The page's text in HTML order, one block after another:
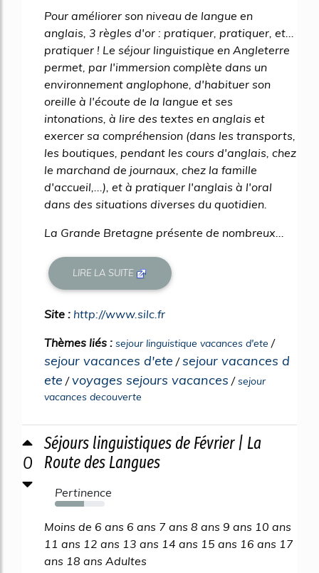
Pour améliorer son niveau de langue en
anglais, 3 règles d'or : pratiquer, pratiquer, et...
pratiquer ! Le séjour linguistique en Angleterre
permet, par l'immersion complète dans un
environnement anglophone, d'habituer son
oreille à l'écoute de la langue et ses
intonations, à lire des textes en anglais et
exercer sa compréhension (dans les transports,
les boutiques, pendant les cours d'anglais, chez
le marchand de journaux, chez la famille
d'accueil,...), et à pratiquer l'anglais à l'oral
dans des situations diverses du quotidien.
La Grande Bretagne présente de nombreux...
LIRE LA SUITE
Site : http://www.silc.fr
Thèmes liés : sejour linguistique vacances d'ete /
sejour vacances d'ete /sejour vacances d
ete /voyages sejours vacances /sejour
vacances decouverte
0
Séjours linguistiques de Février | La
Route des Langues
Pertinence
59%
Moins de 6 ans 6 ans 7 ans 8 ans 9 ans 10 ans
11 ans 12 ans 13 ans 14 ans 15 ans 16 ans 17
ans 18 ans Adultes